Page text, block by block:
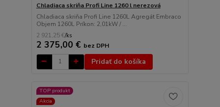
Chladiaca skriňa Profi Line 1260 l nerezová
Chladiaca skriňa Profi Line 1260L Agregát Embraco
Objem 1260L Príkon: 2,01kW / ...
2 921,25 €/ks
2 375,00 € bez DPH
Pridať do košíka
TOP produkt
Akcia